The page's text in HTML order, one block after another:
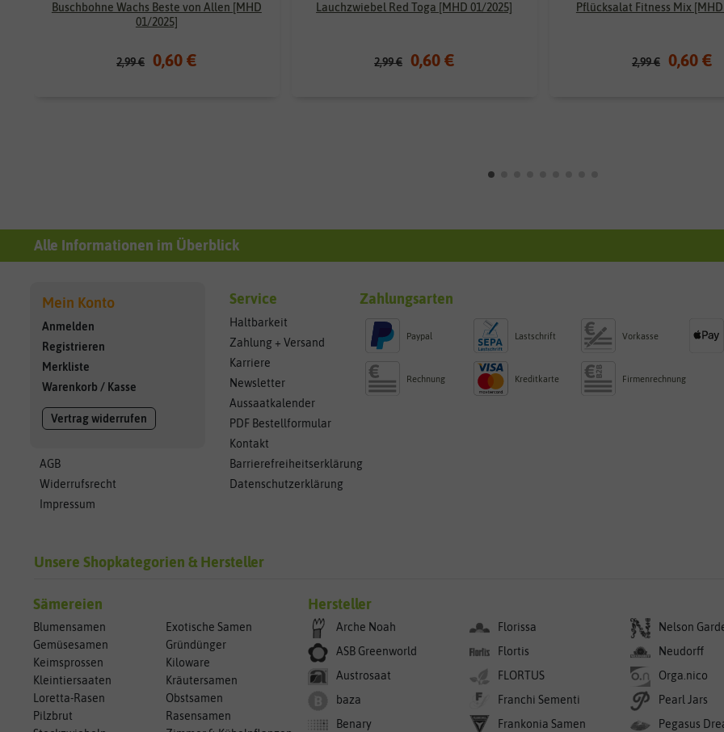
Buschbohne Wachs Beste von Allen [MHD
01/2025]
2,99 € 0,60 €
Lauchzwiebel Red Toga [MHD 01/2025]
2,99 € 0,60 €
Pflücksalat Fitness Mix [MHD
2,99 € 0,60 €
Alle Informationen im Überblick
Mein Konto
Anmelden
Registrieren
Merkliste
Warenkorb / Kasse
Vertrag widerrufen
AGB
Widerrufsrecht
Impressum
Service
Haltbarkeit
Zahlung + Versand
Karriere
Newsletter
Aussaatkalender
PDF Bestellformular
Kontakt
Barrierefreiheitserklärung
Datenschutzerklärung
Zahlungsarten
Paypal Lastschrift Vorkasse
Rechnung Kreditkarte Firmenrechnung
Unsere Shopkategorien & Hersteller
Sämereien
Blumensamen
Exotische Samen
Gemüsesamen
Gründünger
Keimsprossen
Kiloware
Kleintiersaaten
Kräutersamen
Loretta-Rasen
Obstsamen
Pilzbrut
Rasensamen
Hersteller
Arche Noah
ASB Greenworld
Austrosaat
baza
Benary
Florissa
Flortis
FLORTUS
Franchi Sementi
Frankonia Samen
Nelson
Neudorff
Orga.nico
Pearl Jars
Pegasus